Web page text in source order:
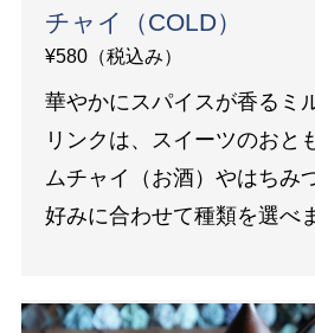
チャイ（COLD）
¥580（税込み）
華やかにスパイスが香るミ
リンクは、スイーツのおと
ムチャイ（お酒）やはちみ
好みに合わせて種類を選べ